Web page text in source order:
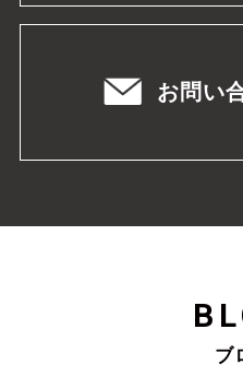
お問い
ブ